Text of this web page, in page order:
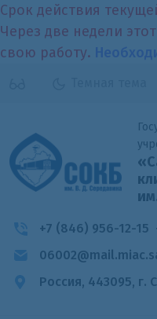
Срок действия
Через две недели
свою работу.
+7 (846) 956-12-15
Россия, 443095, г.